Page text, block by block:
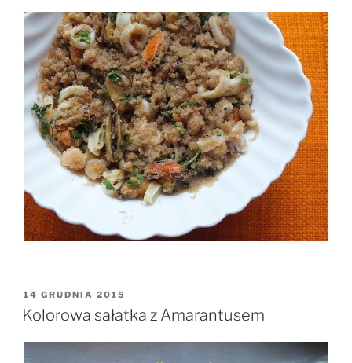
OPUBLIKOWANE
W
14 GRUDNIA 2015
Kolorowa sałatka z Amarantusem